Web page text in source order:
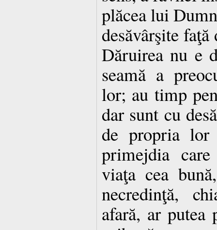
plăcea lui
desăvârşite
Dăruirea nu e
seamă a
lor; au timp
dar sunt cu
de propria
primejdia
viaţa cea
necredinţă,
afară, ar putea